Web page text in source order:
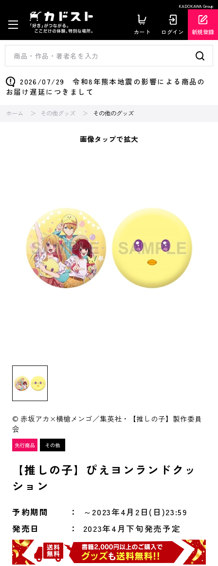
KADOKAWA Group
カート ログイン 新規登録
2026/07/29 令和8年熊本地震の影響による商品の
お届け遅延につきまして
ホーム その他グッズ その他のグッズ
画像タップで拡大
© 赤坂アカ×横槍メンゴ／集英社・【推しの子】製作委員
会
【推しの子】ぴえヨンランドクッ
ション
予約期間
～2023年4月2日(日)23:59
発売日
2023年4月下旬発売予定